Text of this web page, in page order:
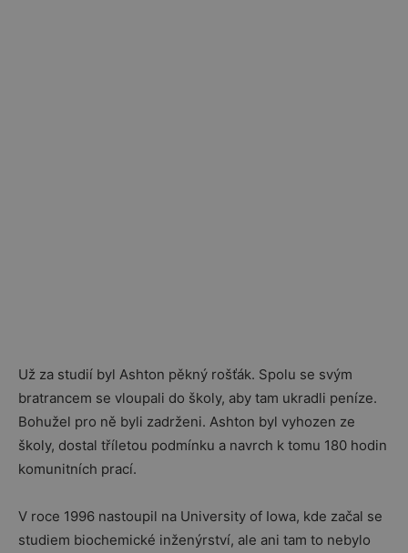
Už za studií byl Ashton pěkný rošťák. Spolu se svým
bratrancem se vloupali do školy, aby tam ukradli peníze.
Bohužel pro ně byli zadrženi. Ashton byl vyhozen ze
školy, dostal tříletou podmínku a navrch k tomu 180 hodin
komunitních prací.
V roce 1996 nastoupil na University of Iowa, kde začal se
studiem biochemické inženýrství, ale ani tam to nebylo